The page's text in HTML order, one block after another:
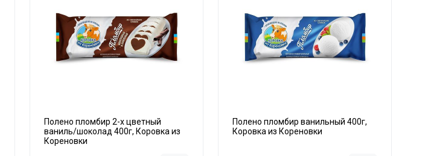
Полено пломбир 2-х цветный
ваниль/шоколад 400г, Коровка из
Кореновки
Полено пломбир ванильный 400г,
Коровка из Кореновки